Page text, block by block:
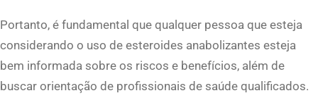
Portanto, é fundamental que qualquer pessoa que esteja
considerando o uso de esteroides anabolizantes esteja
bem informada sobre os riscos e benefícios, além de
buscar orientação de profissionais de saúde qualificados.